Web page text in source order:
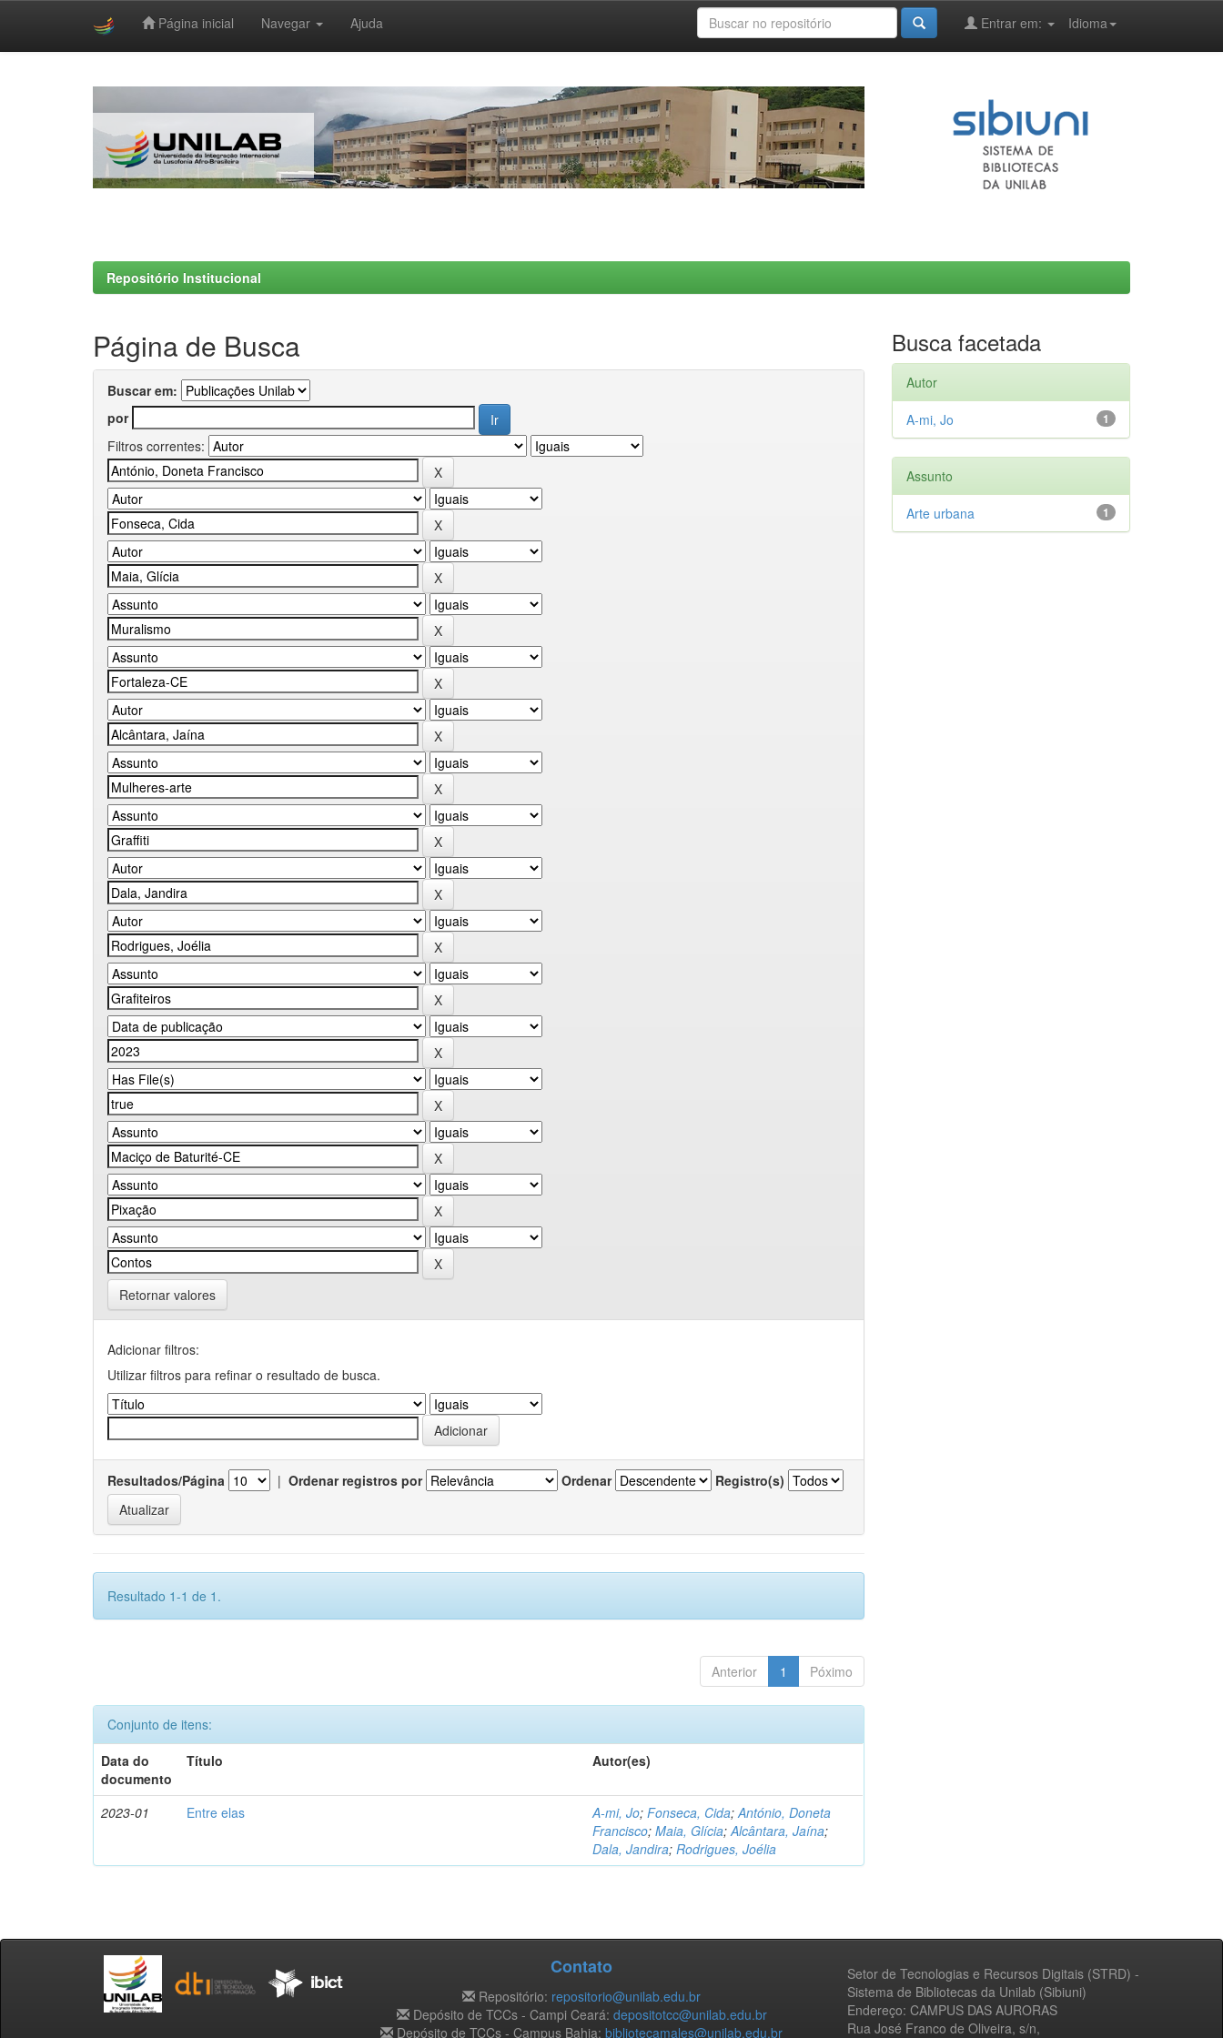
Página inicial Navegar Ajuda Idioma
Entrar em:
Repositório Institucional
Página de Busca
Buscar em:
por
Filtros correntes:
Retornar valores
Adicionar filtros:
Utilizar filtros para refinar o resultado de busca.
Resultados/Página | Ordenar registros por Ordenar Registro(s)
Resultado 1-1 de 1.
Anterior 1 Póximo
Conjunto de itens:
Data do
documento
Título Autor(es)
2023-01 Entre elas A-mi, Jo;Fonseca, Cida;António, Doneta
Francisco;Maia, Glícia;Alcântara, Jaína;
Dala, Jandira;Rodrigues, Joélia
Busca facetada
Autor
1
A-mi, Jo
Assunto
1
Arte urbana
Setor de Tecnologias e Recursos Digitais (STRD) -
Sistema de Bibliotecas da Unilab (Sibiuni)
Endereço: CAMPUS DAS AURORAS
Rua José Franco de Oliveira, s/n,
Contato
Repositório: repositorio@unilab.edu.br
Depósito de TCCs - Campi Ceará: depositotcc@unilab.edu.br
Depósito de TCCs - Campus Bahia: bibliotecamales@unilab.edu.br